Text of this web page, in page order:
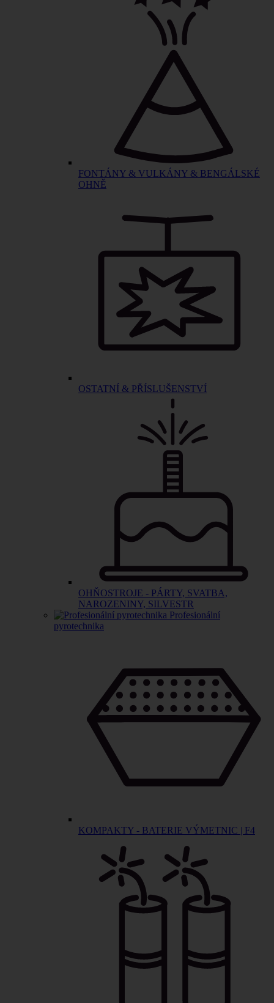
FONTÁNY & VULKÁNY & BENGÁLSKÉ
OHNĚ
OSTATNÍ & PŘÍSLUŠENSTVÍ
OHŇOSTROJE - PÁRTY, SVATBA,
NAROZENINY, SILVESTR
Profesionální
pyrotechnika
KOMPAKTY - BATERIE VÝMETNIC | F4